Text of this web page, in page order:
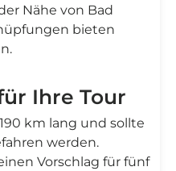
Nähe von Bad
bieten
Ihre Tour
km lang und sollte
werden.
Vorschlag für fünf